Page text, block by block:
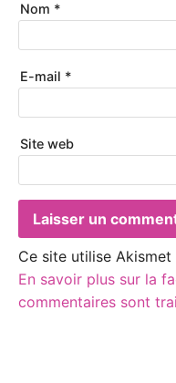
Nom *
E-mail *
Site web
Ce site utilise
En savoir plus sur la
commentaires sont